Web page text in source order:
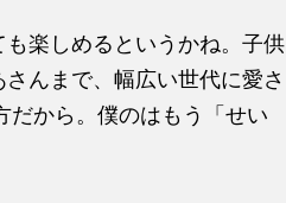
も楽しめるというかね。子供
んまで、幅広い世代に愛さ
だから。僕のはもう「せい